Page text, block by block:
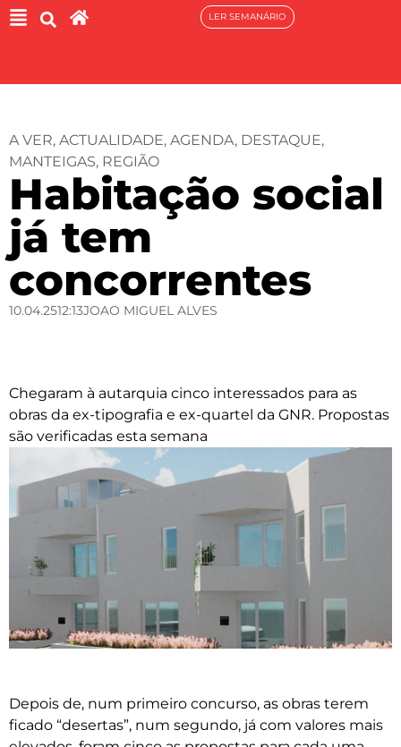
LER SEMANÁRIO
A VER, ACTUALIDADE, AGENDA, DESTAQUE,
MANTEIGAS, REGIÃO
Habitação social
já tem
concorrentes
10.04.2512:13JOAO MIGUEL ALVES
Chegaram à autarquia cinco interessados para as
obras da ex-tipografia e ex-quartel da GNR. Propostas
são verificadas esta semana
Depois de, num primeiro concurso, as obras terem
ficado “desertas”, num segundo, já com valores mais